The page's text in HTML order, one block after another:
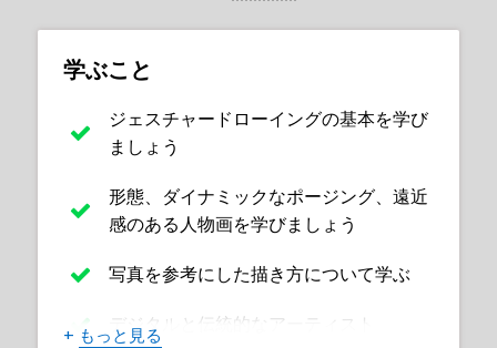
学ぶこと
ジェスチャードローイングの基本を学び
ましょう
形態、ダイナミックなポージング、遠近
感のある人物画を学びましょう
写真を参考にした描き方について学ぶ
デジタルと伝統的なアーティスト
+ もっと見る